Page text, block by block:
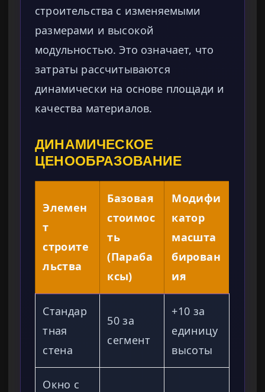
строительства с изменяемыми
размерами и высокой
модульностью. Это означает, что
затраты рассчитываются
динамически на основе площади и
качества материалов.
ДИНАМИЧЕСКОЕ
ЦЕНООБРАЗОВАНИЕ
Элемен
т
строите
льства
Базовая
стоимос
ть
(Параба
ксы)
Модифи
катор
масшта
бирован
ия
Стандар
тная
стена
50 за
сегмент
+10 за
единицу
высоты
Окно с